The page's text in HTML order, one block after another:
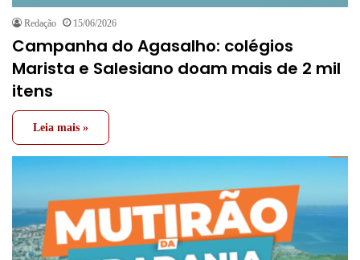
Redação 15/06/2026
Campanha do Agasalho: colégios
Marista e Salesiano doam mais de 2 mil
itens
Leia mais »